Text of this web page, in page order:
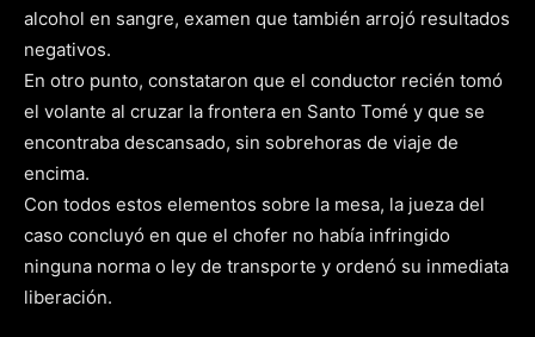
alcohol en sangre, examen que también arrojó resultados
negativos.
En otro punto, constataron que el conductor recién tomó
el volante al cruzar la frontera en Santo Tomé y que se
encontraba descansado, sin sobrehoras de viaje de
encima.
Con todos estos elementos sobre la mesa, la jueza del
caso concluyó en que el chofer no había infringido
ninguna norma o ley de transporte y ordenó su inmediata
liberación.